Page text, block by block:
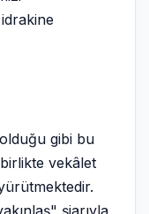
olduğu gibi bu
vekâlet
şiarıyla